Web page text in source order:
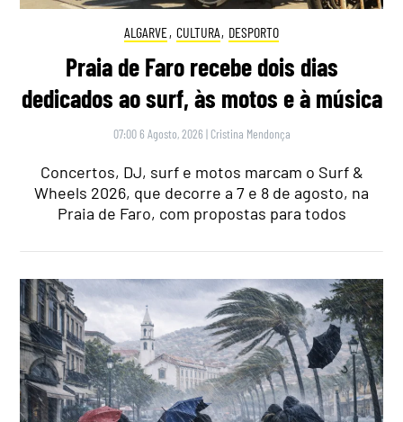
ALGARVE, CULTURA, DESPORTO
Praia de Faro recebe dois dias
dedicados ao surf, às motos e à música
07:00 6 Agosto, 2026 | Cristina Mendonça
Concertos, DJ, surf e motos marcam o Surf &
Wheels 2026, que decorre a 7 e 8 de agosto, na
Praia de Faro, com propostas para todos